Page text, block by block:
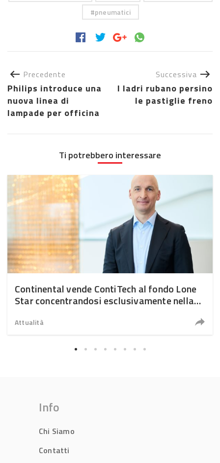
pneumatici
Precedente
Philips introduce una
nuova linea di
lampade per officina
Successiva
I ladri rubano persino
le pastiglie freno
Ti potrebbero interessare
Continental vende ContiTech al fondo Lone
Star concentrandosi esclusivamente nella
Attualità
Info
Chi Siamo
Contatti